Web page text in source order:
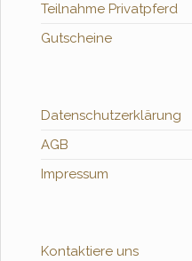
Teilnahme Privatpferd
Gutscheine
Datenschutzerklärung
AGB
Impressum
Kontaktiere uns